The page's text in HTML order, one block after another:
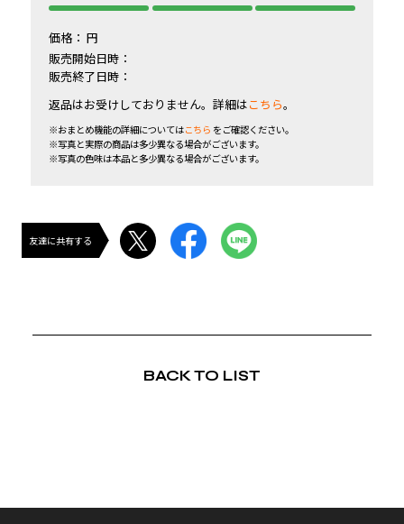
価格： 円
販売開始日時：
販売終了日時：
返品はお受けしておりません。詳細はこちら。
※おまとめ機能の詳細についてはこちら をご確認ください。
※写真と実際の商品は多少異なる場合がございます。
※写真の色味は本品と多少異なる場合がございます。
友達に共有する
BACK TO LIST